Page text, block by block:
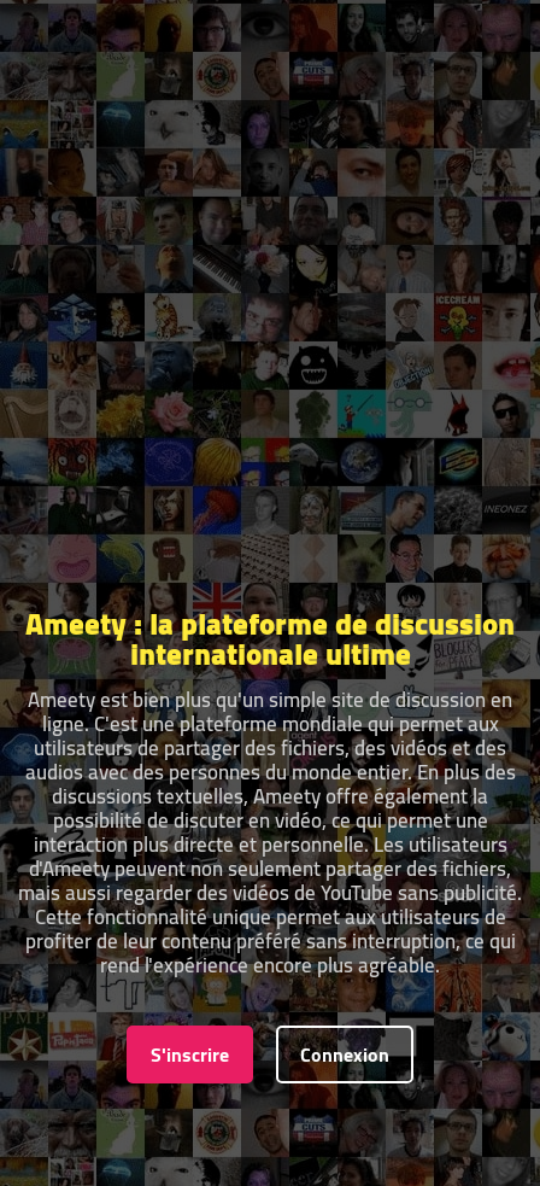
Ameety : la plateforme de discussion
internationale ultime
Ameety est bien plus qu'un simple site de discussion en
ligne. C'est une plateforme mondiale qui permet aux
utilisateurs de partager des fichiers, des vidéos et des
audios avec des personnes du monde entier. En plus des
discussions textuelles, Ameety offre également la
possibilité de discuter en vidéo, ce qui permet une
interaction plus directe et personnelle. Les utilisateurs
d'Ameety peuvent non seulement partager des fichiers,
mais aussi regarder des vidéos de YouTube sans publicité.
Cette fonctionnalité unique permet aux utilisateurs de
profiter de leur contenu préféré sans interruption, ce qui
rend l'expérience encore plus agréable.
S'inscrire Connexion